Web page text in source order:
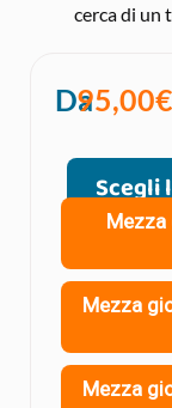
cerca di un
Da95,00€
Scegli